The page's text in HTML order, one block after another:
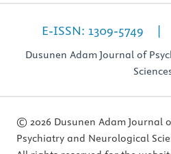
E-ISSN: 1309-5749 |
Dusunen Adam Journal of
© 2026 Dusunen Adam Journal
Psychiatry and Neurological